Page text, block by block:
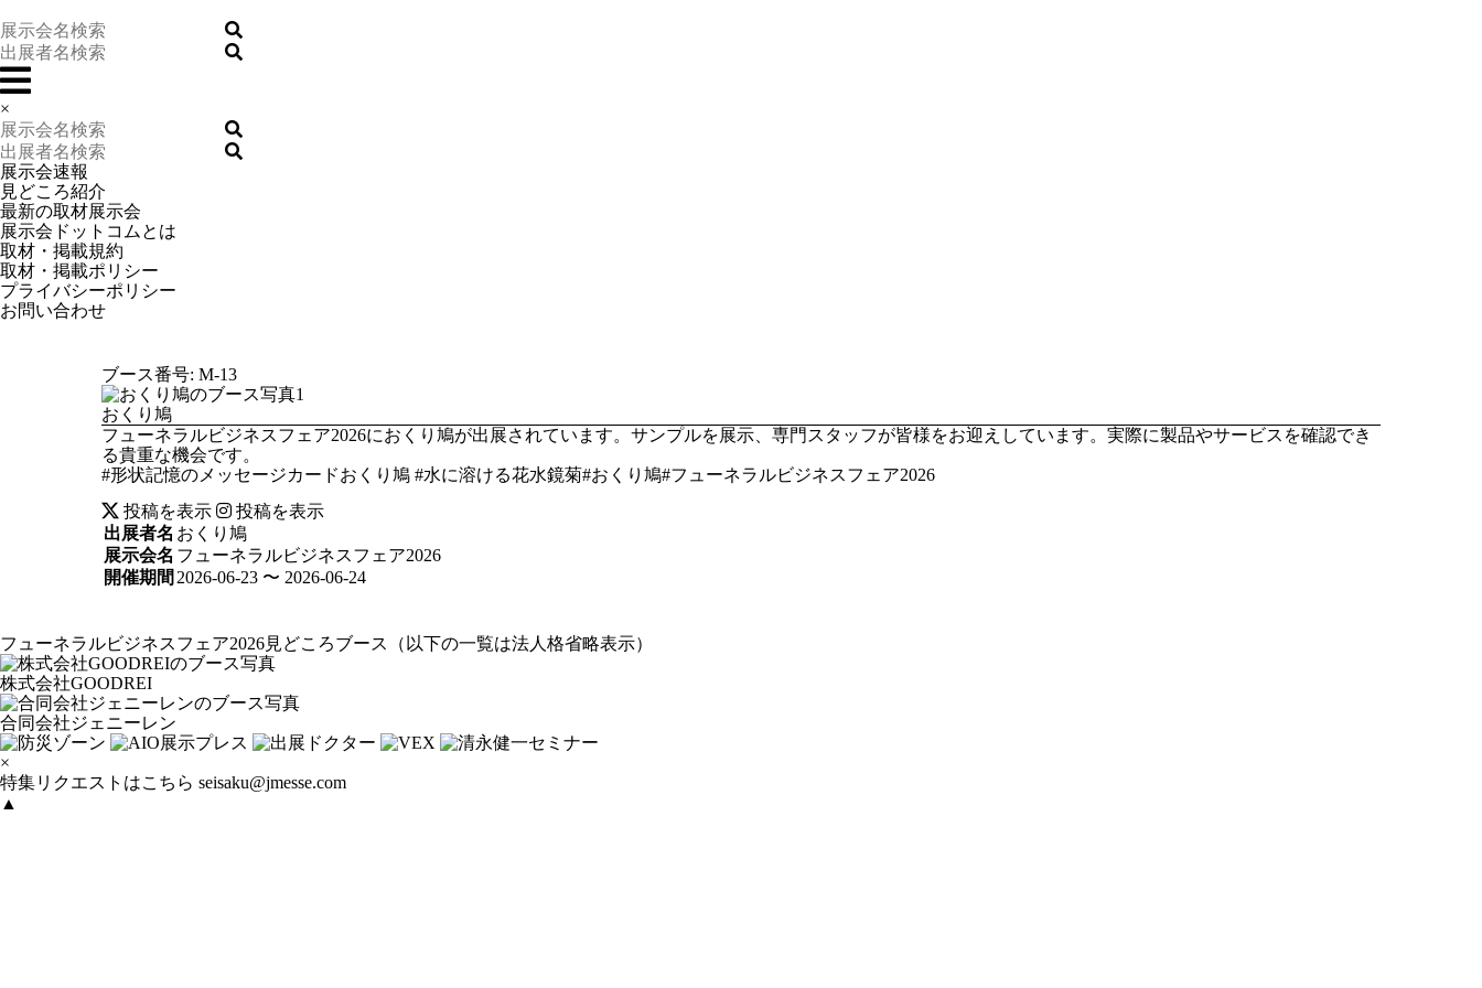
×
展示会速報
見どころ紹介
最新の取材展示会
展示会ドットコムとは
取材・掲載規約
取材・掲載ポリシー
プライバシーポリシー
お問い合わせ
ブース番号: M-13
おくり鳩
フューネラルビジネスフェア2026におくり鳩が出展されています。サンプルを展示、専門スタッフが皆様をお迎えしています。実際に製品やサービスを確認でき
る貴重な機会です。
#形状記憶のメッセージカードおくり鳩 #水に溶ける花水鏡菊#おくり鳩#フューネラルビジネスフェア2026
投稿を表示
投稿を表示
出展者名 おくり鳩
展示会名 フューネラルビジネスフェア2026
開催期間 2026-06-23 〜 2026-06-24
フューネラルビジネスフェア2026見どころブース （以下の一覧は法人格省略表示）
株式会社GOODREI
合同会社ジェニーレン
×
特集リクエストはこちら seisaku@jmesse.com
▲